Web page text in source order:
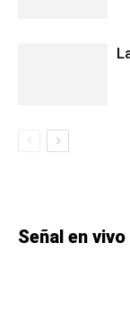
Señal en vivo